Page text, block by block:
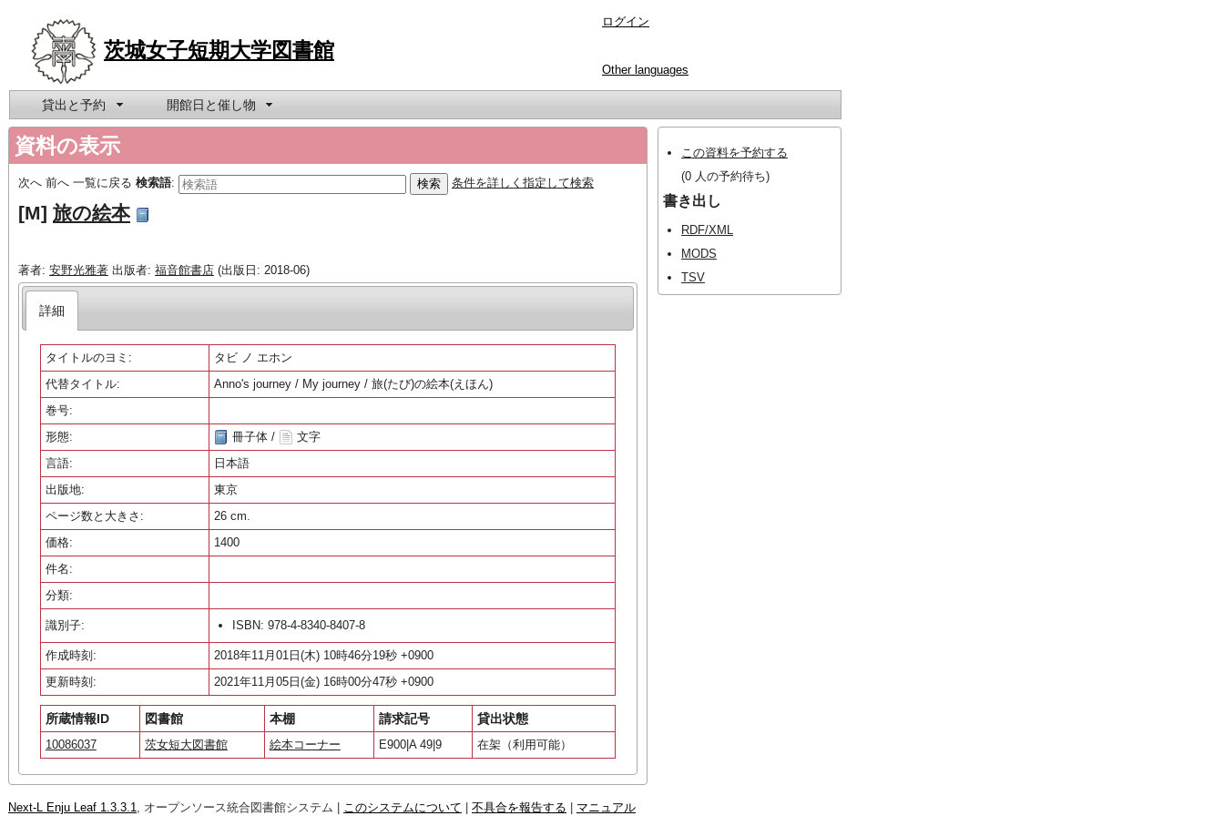
茨城女子短期大学図書館
ログイン
Other languages
貸出と予約 開館日と催し物
資料の表示
次へ 前へ 一覧に戻る 検索語: 条件を詳しく指定して検索
[M] 旅の絵本
著者: 安野光雅著 出版者: 福音館書店 (出版日: 2018-06)
詳細
タイトルのヨミ:
タビ ノ エホン
代替タイトル:
Anno's journey / My journey / 旅(たび)の絵本(えほん)
巻号:
形態:
冊子体 /
文字
言語:
日本語
出版地:
東京
ページ数と大きさ:
26 cm.
価格:
1400
件名:
分類:
識別子: ISBN: 978-4-8340-8407-8
作成時刻:
2018年11月01日(木) 10時46分19秒 +0900
更新時刻:
2021年11月05日(金) 16時00分47秒 +0900
所蔵情報ID 図書館 本棚 請求記号 貸出状態
10086037 茨女短大図書館 絵本コーナー E900|A 49|9 在架（利用可能）
この資料を予約する
(0 人の予約待ち)
書き出し
RDF/XML
MODS
TSV
Next-L Enju Leaf 1.3.3.1 , オープンソース統合図書館システム | このシステムについて 不具合を報告する マニュアル